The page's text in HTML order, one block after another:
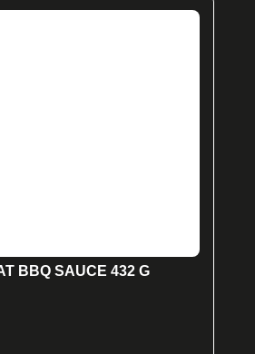
BBQ SAUCE 432 G